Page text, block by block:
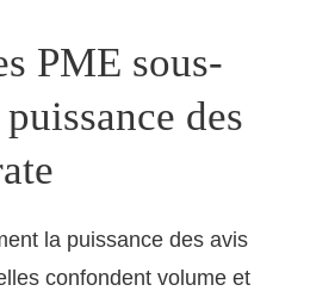
PME sous-
des
la puissance des avis
confondent volume et